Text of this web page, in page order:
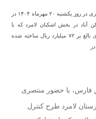
به گزارش پایگاه خبری افق فارس، با حضور منتصری در روز یکشنبه ۲۰ مهرماه ۱۴۰۴ در
در بخش اشکنان لامرد که با
مشارکت بسیج سازندگی در سال ۱۴۰۳ با اعتباری بالغ بر ۷۲ میلیارد ریال ساخته شده
فارس، با حضور منتصری
۲۰ مهرماه ۱۴۰۴ در شهرستان لامرد طرح کنترل